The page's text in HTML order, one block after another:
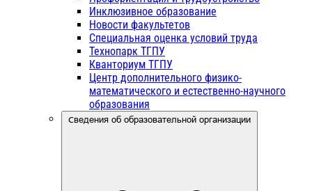
Инклюзивное образование
Новости факультетов
Специальная оценка условий труда
Технопарк ТГПУ
Кванториум ТГПУ
Центр дополнительного физико-
математического и естественно-научного
образования
Сведения об образовательной организации